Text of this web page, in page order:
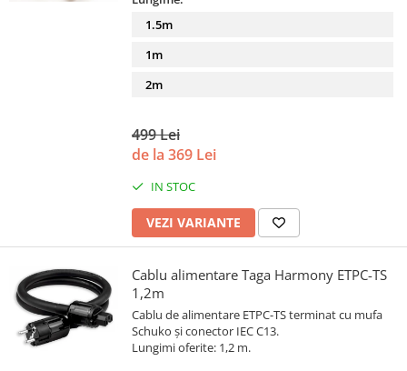
1.5m
1m
2m
499 Lei
de la 369 Lei
IN STOC
VEZI VARIANTE
Cablu alimentare Taga Harmony ETPC-TS
1,2m
Cablu de alimentare ETPC-TS terminat cu mufa
Schuko și conector IEC C13.
Lungimi oferite: 1,2 m.